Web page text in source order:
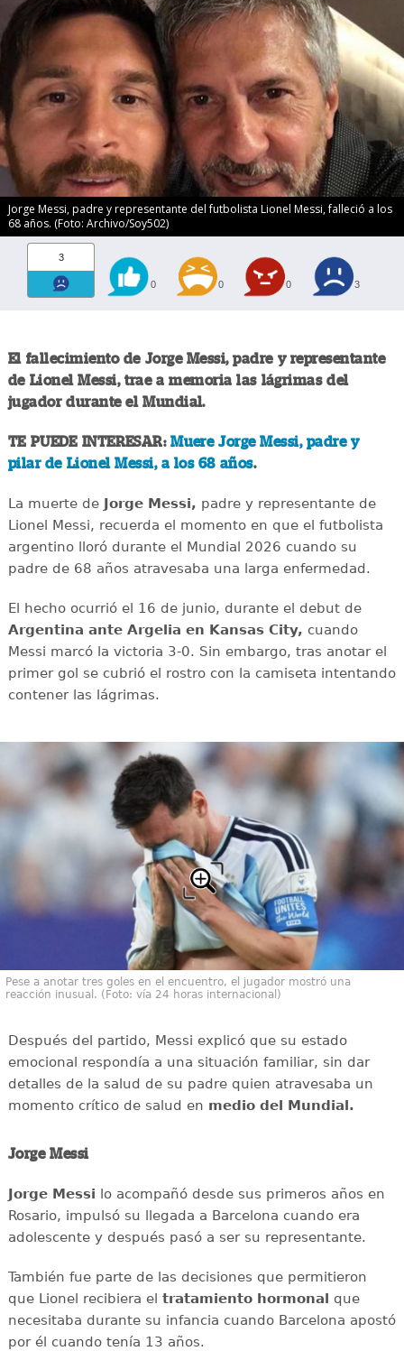
Jorge Messi, padre y representante del futbolista Lionel Messi, falleció a los
68 años. (Foto: Archivo/Soy502)
3
0 0 0 3
El fallecimiento de Jorge Messi, padre y representante
de Lionel Messi, trae a memoria las lágrimas del
jugador durante el Mundial.
TE PUEDE INTERESAR:Muere Jorge Messi, padre y
pilar de Lionel Messi, a los 68 años.
La muerte de Jorge Messi, padre y representante de
Lionel Messi, recuerda el momento en que el futbolista
argentino lloró durante el Mundial 2026 cuando su
padre de 68 años atravesaba una larga enfermedad.
El hecho ocurrió el 16 de junio, durante el debut de
Argentina ante Argelia en Kansas City, cuando
Messi marcó la victoria 3-0. Sin embargo, tras anotar el
primer gol se cubrió el rostro con la camiseta intentando
contener las lágrimas.
Pese a anotar tres goles en el encuentro, el jugador mostró una
reacción inusual. (Foto: vía 24 horas internacional)
Después del partido, Messi explicó que su estado
emocional respondía a una situación familiar, sin dar
detalles de la salud de su padre quien atravesaba un
momento crítico de salud en medio del Mundial.
Jorge Messi
Jorge Messi lo acompañó desde sus primeros años en
Rosario, impulsó su llegada a Barcelona cuando era
adolescente y después pasó a ser su representante.
También fue parte de las decisiones que permitieron
que Lionel recibiera el tratamiento hormonal que
necesitaba durante su infancia cuando Barcelona apostó
por él cuando tenía 13 años.